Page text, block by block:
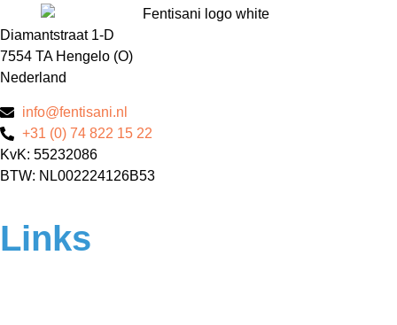
Diamantstraat 1-D
7554 TA Hengelo (O)
Nederland
info@fentisani.nl
+31 (0) 74 822 15 22
KvK: 55232086
BTW: NL002224126B53
Links